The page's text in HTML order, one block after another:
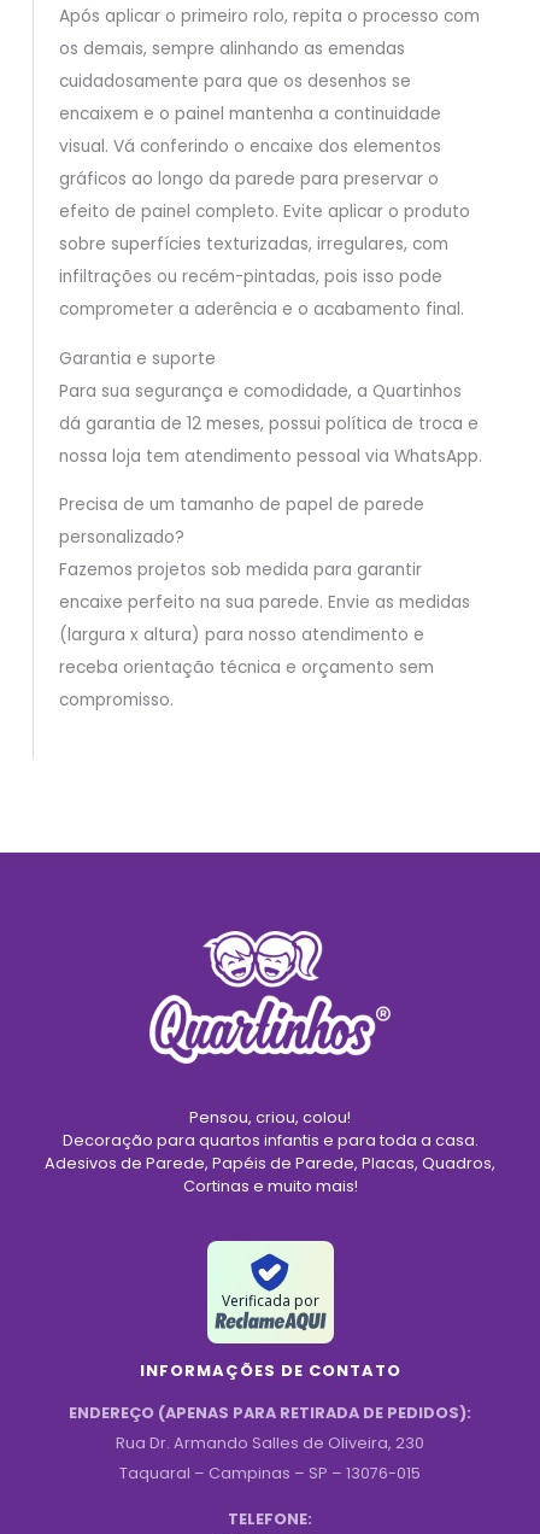
Após aplicar o primeiro rolo, repita o processo com
os demais, sempre alinhando as emendas
cuidadosamente para que os desenhos se
encaixem e o painel mantenha a continuidade
visual. Vá conferindo o encaixe dos elementos
gráficos ao longo da parede para preservar o
efeito de painel completo. Evite aplicar o produto
sobre superfícies texturizadas, irregulares, com
infiltrações ou recém-pintadas, pois isso pode
comprometer a aderência e o acabamento final.
Garantia e suporte
Para sua segurança e comodidade, a Quartinhos
dá garantia de 12 meses, possui política de troca e
nossa loja tem atendimento pessoal via WhatsApp.
Precisa de um tamanho de papel de parede
personalizado?
Fazemos projetos sob medida para garantir
encaixe perfeito na sua parede. Envie as medidas
(largura x altura) para nosso atendimento e
receba orientação técnica e orçamento sem
compromisso.
Pensou, criou, colou!
Decoração para quartos infantis e para toda a casa.
Adesivos de Parede, Papéis de Parede, Placas, Quadros,
Cortinas e muito mais!
Verificada por
INFORMAÇÕES DE CONTATO
ENDEREÇO (APENAS PARA RETIRADA DE PEDIDOS):
Rua Dr. Armando Salles de Oliveira, 230
Taquaral – Campinas – SP – 13076-015
TELEFONE: